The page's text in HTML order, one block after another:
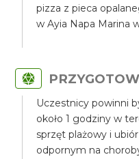
pizza z pieca
w Ayia Napa Marina
Uczestnicy powinni
około 1 godziny w
sprzęt plażowy i
odpornym na